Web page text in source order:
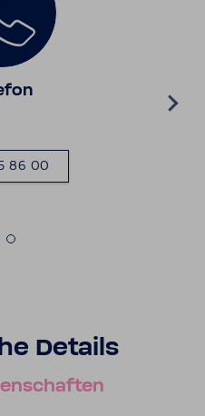
86 00
Details